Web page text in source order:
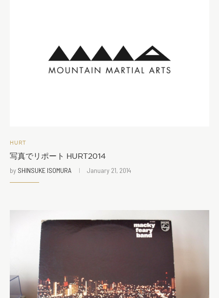
HURT
写真でリポート HURT2014
by SHINSUKE ISOMURA January 21, 2014